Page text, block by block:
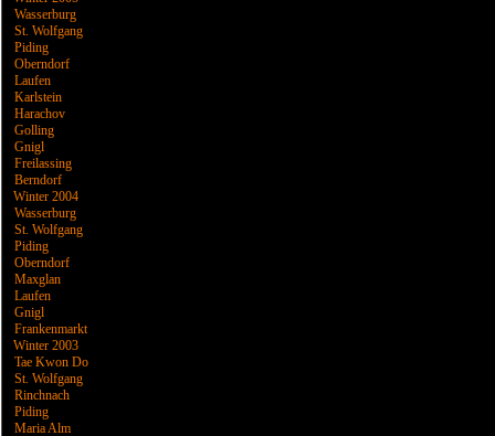
Wasserburg
St. Wolfgang
Piding
Oberndorf
Laufen
Karlstein
Harachov
Golling
Gnigl
Freilassing
Berndorf
Winter 2004
Wasserburg
St. Wolfgang
Piding
Oberndorf
Maxglan
Laufen
Gnigl
Frankenmarkt
Winter 2003
Tae Kwon Do
St. Wolfgang
Rinchnach
Piding
Maria Alm